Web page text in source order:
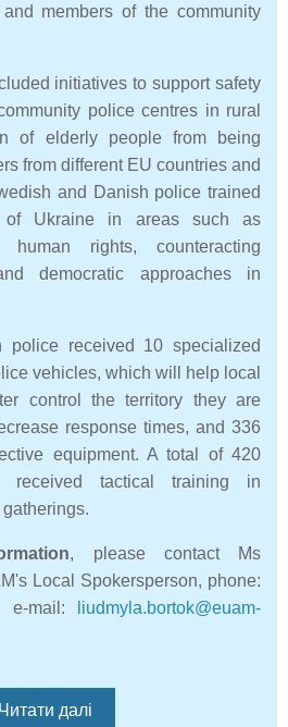
members of the community
initiatives to support safety
police centres in rural
of elderly people from being
from different EU countries and
and Danish police trained
of Ukraine in areas such as
human rights, counteracting
democratic approaches in
police received 10 specialized
vehicles, which will help local
control the territory they are
response times, and 336
equipment. A total of 420
received tactical training in
, please contact Ms
Local Spokersperson, phone:
e-mail:
liudmyla.bortok@euam-
Читати далі